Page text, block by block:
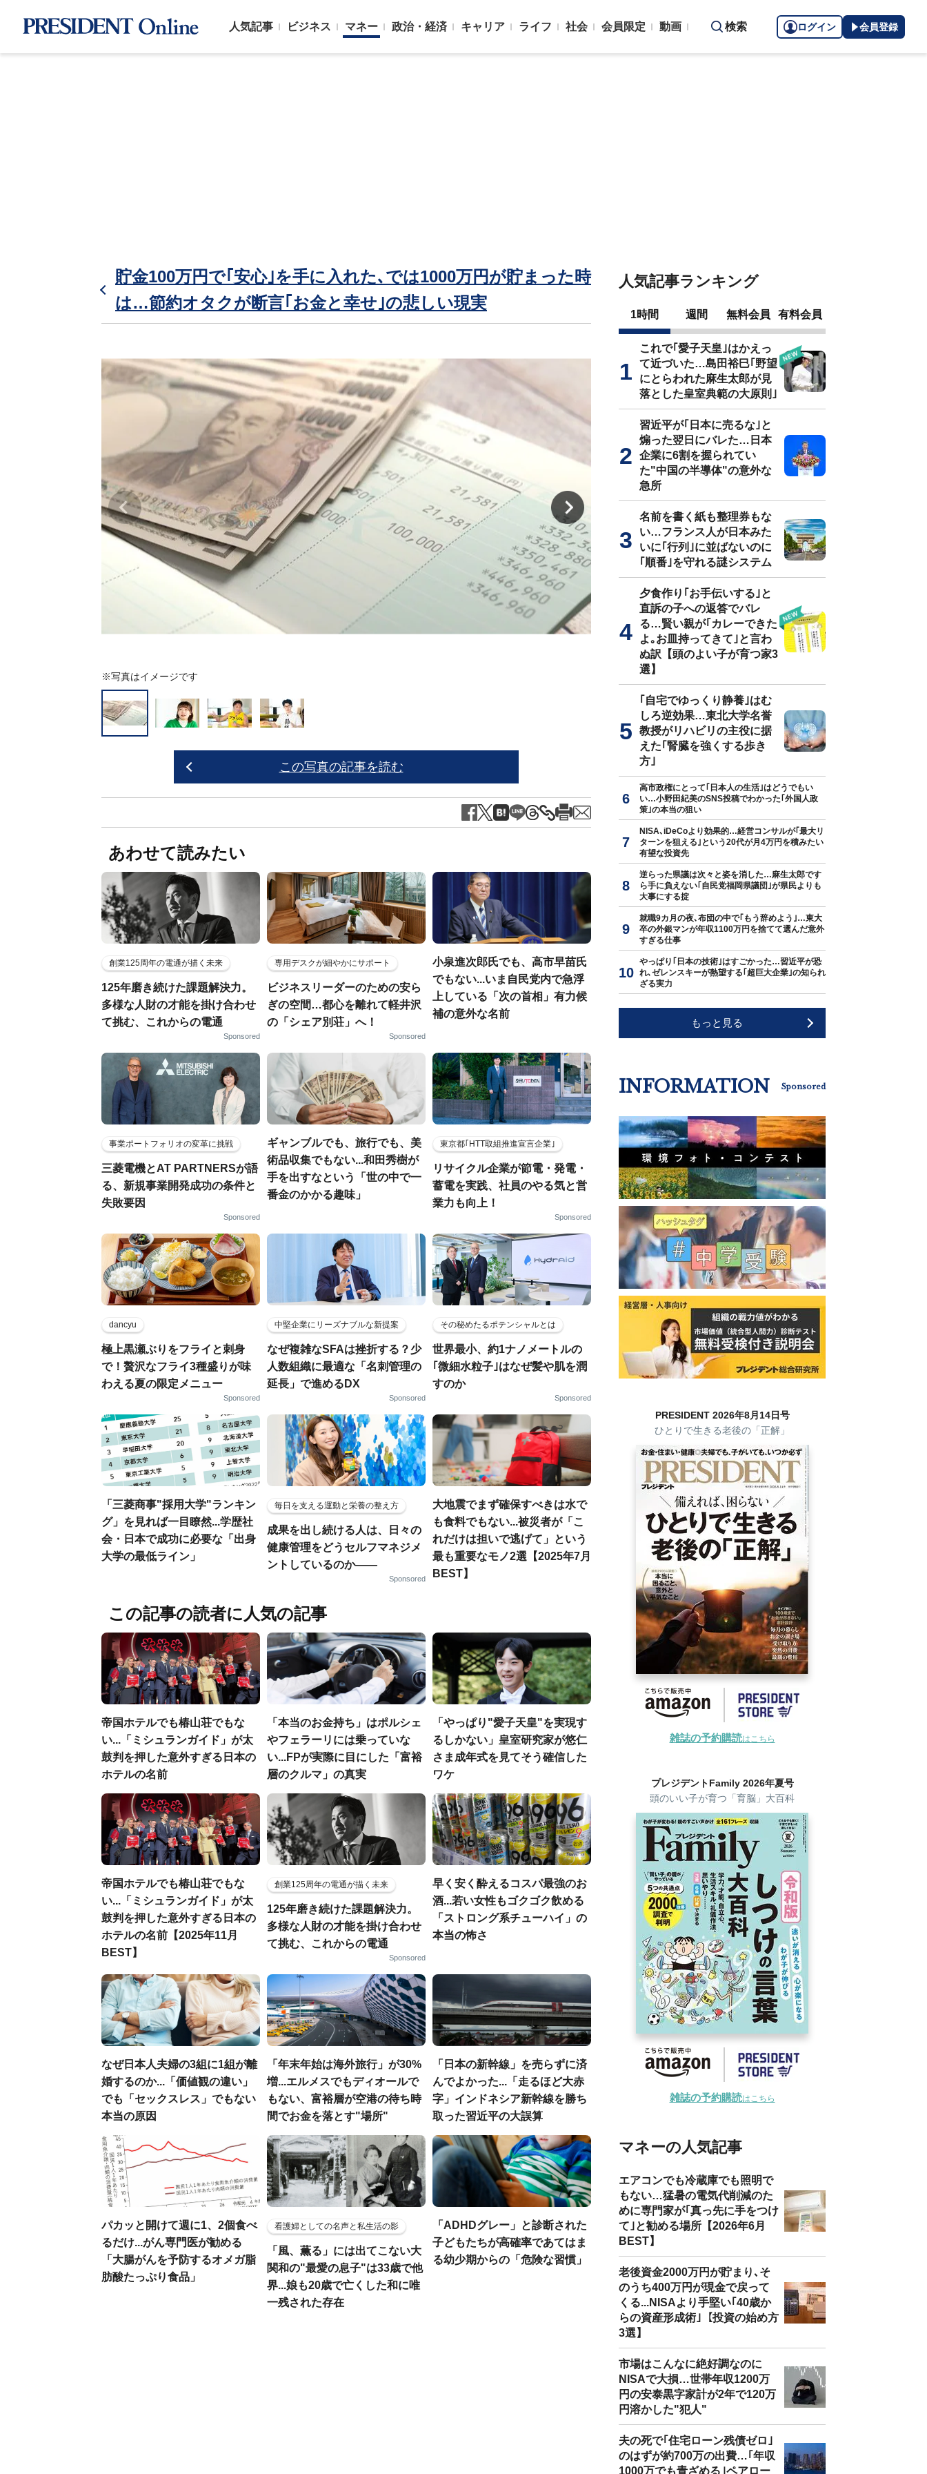
人気記事 ビジネス マネー 政治・経済 キャリア ライフ 社会 会員限定 動画 検索 ログイン 会員登録
貯金100万円で｢安心｣を手に入れた､では1000万円が貯まった時
は…節約オタクが断言｢お金と幸せ｣の悲しい現実
※写真はイメージです
この写真の記事を読む
あわせて読みたい
創業125周年の電通が描く未来
125年磨き続けた課題解決力。
多様な人財の才能を掛け合わせ
て挑む、これからの電通
Sponsored
専用デスクが細やかにサポート
ビジネスリーダーのための安ら
ぎの空間…都心を離れて軽井沢
の「シェア別荘」へ！
Sponsored
小泉進次郎氏でも、高市早苗氏
でもない...いま自民党内で急浮
上している「次の首相」有力候
補の意外な名前
事業ポートフォリオの変革に挑戦
三菱電機とAT PARTNERSが語
る、新規事業開発成功の条件と
失敗要因
Sponsored
ギャンブルでも、旅行でも、美
術品収集でもない...和田秀樹が
手を出すなという「世の中で一
番金のかかる趣味」
東京都｢HTT取組推進宣言企業｣
リサイクル企業が節電・発電・
蓄電を実践、社員のやる気と営
業力も向上！
Sponsored
dancyu
極上黒瀬ぶりをフライと刺身
で！贅沢なフライ3種盛りが味
わえる夏の限定メニュー
Sponsored
中堅企業にリーズナブルな新提案
なぜ複雑なSFAは挫折する？少
人数組織に最適な「名刺管理の
延長」で進めるDX
Sponsored
その秘めたるポテンシャルとは
世界最小、約1ナノメートルの
｢微細水粒子｣はなぜ髪や肌を潤
すのか
Sponsored
「三菱商事"採用大学"ランキン
グ」を見れば一目瞭然...学歴社
会・日本で成功に必要な「出身
大学の最低ライン」
毎日を支える運動と栄養の整え方
成果を出し続ける人は、日々の
健康管理をどうセルフマネジメ
ントしているのか——
Sponsored
大地震でまず確保すべきは水で
も食料でもない...被災者が「こ
れだけは担いで逃げて」という
最も重要なモノ2選【2025年7月
BEST】
この記事の読者に人気の記事
帝国ホテルでも椿山荘でもな
い...「ミシュランガイド」が太
鼓判を押した意外すぎる日本の
ホテルの名前
「本当のお金持ち」はポルシェ
やフェラーリには乗っていな
い...FPが実際に目にした「富裕
層のクルマ」の真実
「やっぱり"愛子天皇"を実現す
るしかない」皇室研究家が悠仁
さま成年式を見てそう確信した
ワケ
帝国ホテルでも椿山荘でもな
い...「ミシュランガイド」が太
鼓判を押した意外すぎる日本の
ホテルの名前【2025年11月
BEST】
創業125周年の電通が描く未来
125年磨き続けた課題解決力。
多様な人財の才能を掛け合わせ
て挑む、これからの電通
Sponsored
早く安く酔えるコスパ最強のお
酒...若い女性もゴクゴク飲める
「ストロング系チューハイ」の
本当の怖さ
なぜ日本人夫婦の3組に1組が離
婚するのか...「価値観の違い」
でも「セックスレス」でもない
本当の原因
「年末年始は海外旅行」が30%
増...エルメスでもディオールで
もない、富裕層が空港の待ち時
間でお金を落とす"場所"
「日本の新幹線」を売らずに済
んでよかった...「走るほど大赤
字」インドネシア新幹線を勝ち
取った習近平の大誤算
パカッと開けて週に1、2個食べ
るだけ...がん専門医が勧める
「大腸がんを予防するオメガ脂
肪酸たっぷり食品」
看護婦としての名声と私生活の影
「風、薫る」には出てこない大
関和の"最愛の息子"は33歳で他
界...娘も20歳で亡くした和に唯
一残された存在
「ADHDグレー」と診断された
子どもたちが高確率であてはま
る幼少期からの「危険な習慣」
人気記事ランキング
1時間 週間 無料会員 有料会員
これで｢愛子天皇｣はかえっ
て近づいた…島田裕巳｢野望
にとらわれた麻生太郎が見
落とした皇室典範の大原則｣
習近平が｢日本に売るな｣と
煽った翌日にバレた…日本
企業に6割を握られてい
た"中国の半導体"の意外な
急所
名前を書く紙も整理券もな
い…フランス人が日本みた
いに｢行列｣に並ばないのに
｢順番｣を守れる謎システム
夕食作り｢お手伝いする｣と
直訴の子への返答でバレ
る…賢い親が｢カレーできた
よ｡お皿持ってきて｣と言わ
ぬ訳【頭のよい子が育つ家3
選】
｢自宅でゆっくり静養｣はむ
しろ逆効果…東北大学名誉
教授がリハビリの主役に据
えた｢腎臓を強くする歩き
方｣
高市政権にとって｢日本人の生活｣はどうでもい
い…小野田紀美のSNS投稿でわかった｢外国人政
策｣の本当の狙い
NISA､iDeCoより効果的…経営コンサルが｢最大リ
ターンを狙える｣という20代が月4万円を積みたい
有望な投資先
逆らった県議は次々と姿を消した…麻生太郎です
ら手に負えない｢自民党福岡県議団｣が県民よりも
大事にする掟
就職9カ月の夜､布団の中で｢もう辞めよう｣…東大
卒の外銀マンが年収1100万円を捨てて選んだ意外
すぎる仕事
やっぱり｢日本の技術｣はすごかった…習近平が恐
れ､ゼレンスキーが熱望する｢超巨大企業｣の知られ
ざる実力
もっと見る
INFORMATION Sponsored
PRESIDENT 2026年8月14日号
ひとりで生きる老後の「正解」
雑誌の予約購読はこちら
プレジデントFamily 2026年夏号
頭のいい子が育つ「育脳」大百科
雑誌の予約購読はこちら
マネーの人気記事
エアコンでも冷蔵庫でも照明で
もない…猛暑の電気代削減のた
めに専門家が｢真っ先に手をつけ
て｣と勧める場所【2026年6月
BEST】
老後資金2000万円が貯まり､そ
のうち400万円が現金で戻って
くる...NISAより手堅い｢40歳か
らの資産形成術｣【投資の始め方
3選】
市場はこんなに絶好調なのに
NISAで大損…世帯年収1200万
円の安泰黒字家計が2年で120万
円溶かした"犯人"
夫の死で｢住宅ローン残債ゼロ｣
のはずが約700万の出費…｢年収
1000万でも青ざめる｣ペアロー